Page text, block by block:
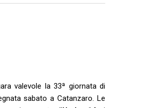
valevole la 33ª giornata di
sabato a Catanzaro. Le